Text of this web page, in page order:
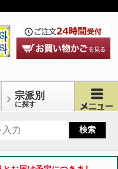
宗派別
に探す